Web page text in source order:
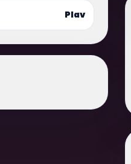
Plav